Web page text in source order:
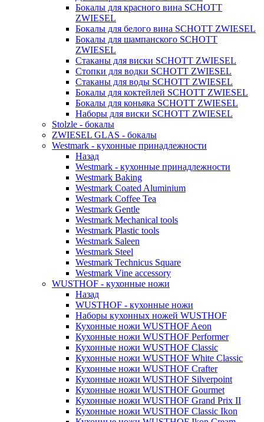
Бокалы для красного вина SCHOTT
ZWIESEL
Бокалы для белого вина SCHOTT ZWIESEL
Бокалы для шампанского SCHOTT
ZWIESEL
Стаканы для виски SCHOTT ZWIESEL
Стопки для водки SCHOTT ZWIESEL
Стаканы для воды SCHOTT ZWIESEL
Бокалы для коктейлей SCHOTT ZWIESEL
Бокалы для коньяка SCHOTT ZWIESEL
Наборы для виски SCHOTT ZWIESEL
Stolzle - бокалы
ZWIESEL GLAS - бокалы
Westmark - кухонные принадлежности
Назад
Westmark - кухонные принадлежности
Westmark Baking
Westmark Coated Aluminium
Westmark Coffee Tea
Westmark Gentle
Westmark Mechanical tools
Westmark Plastic tools
Westmark Saleen
Westmark Steel
Westmark Technicus Square
Westmark Vine accessory
WUSTHOF - кухонные ножи
Назад
WUSTHOF - кухонные ножи
Наборы кухонных ножей WUSTHOF
Кухонные ножи WUSTHOF Aeon
Кухонные ножи WUSTHOF Performer
Кухонные ножи WUSTHOF Classic
Кухонные ножи WUSTHOF White Classic
Кухонные ножи WUSTHOF Crafter
Кухонные ножи WUSTHOF Silverpoint
Кухонные ножи WUSTHOF Gourmet
Кухонные ножи WUSTHOF Grand Prix II
Кухонные ножи WUSTHOF Classic Ikon